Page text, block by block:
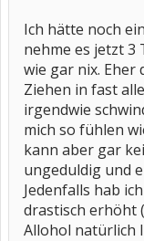
Ich hätte noch
nehme es jetzt 3
wie gar nix. Eher
Ziehen in fast
irgendwie
mich so fühlen
kann aber gar
ungeduldig und
Jedenfalls hab
drastisch erhöht
Allohol natürlich